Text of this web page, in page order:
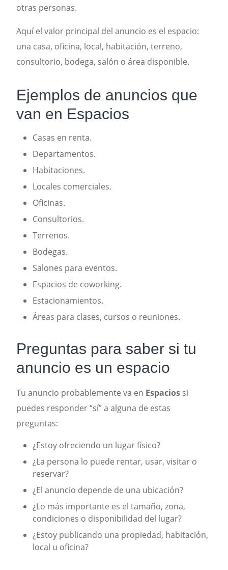
otras personas.
Aquí el valor principal del anuncio es el espacio:
una casa, oficina, local, habitación, terreno,
consultorio, bodega, salón o área disponible.
Ejemplos de anuncios que
van en Espacios
Casas en renta.
Departamentos.
Habitaciones.
Locales comerciales.
Oficinas.
Consultorios.
Terrenos.
Bodegas.
Salones para eventos.
Espacios de coworking.
Estacionamientos.
Áreas para clases, cursos o reuniones.
Preguntas para saber si tu
anuncio es un espacio
Tu anuncio probablemente va en Espacios si
puedes responder “sí” a alguna de estas
preguntas:
¿Estoy ofreciendo un lugar físico?
¿La persona lo puede rentar, usar, visitar o
reservar?
¿El anuncio depende de una ubicación?
¿Lo más importante es el tamaño, zona,
condiciones o disponibilidad del lugar?
¿Estoy publicando una propiedad, habitación,
local u oficina?